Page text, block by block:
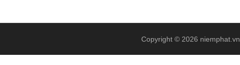
Copyright © 2026 niemphat.vn